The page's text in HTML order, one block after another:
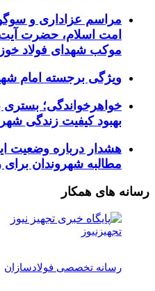
مراسم عزاداری و
امت اسلام، حضرت
موکب شهدای فولاد
ویژگی برجسته امام
خواهرخواندگی؛ بستری
بهبود کیفیت زندگی
هشدار درباره وضعیت
مطالبه شهروندان
رسانه های همکار
تجهیزنیوز
رسانه تخصصی فولادسازان